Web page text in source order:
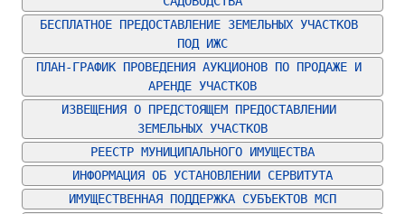
БЕСПЛАТНОЕ ПРЕДОСТАВЛЕНИЕ ЗЕМЕЛЬНЫХ УЧАСТКОВ
ПОД ИЖС
ПЛАН-ГРАФИК ПРОВЕДЕНИЯ АУКЦИОНОВ ПО ПРОДАЖЕ И
АРЕНДЕ УЧАСТКОВ
ИЗВЕЩЕНИЯ О ПРЕДСТОЯЩЕМ ПРЕДОСТАВЛЕНИИ
ЗЕМЕЛЬНЫХ УЧАСТКОВ
РЕЕСТР МУНИЦИПАЛЬНОГО ИМУЩЕСТВА
ИНФОРМАЦИЯ ОБ УСТАНОВЛЕНИИ СЕРВИТУТА
ИМУЩЕСТВЕННАЯ ПОДДЕРЖКА СУБЪЕКТОВ МСП